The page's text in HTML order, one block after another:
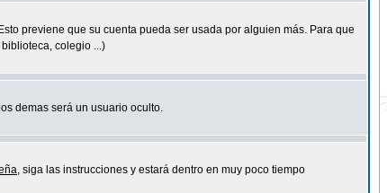
previene que su cuenta pueda ser usada por alguien más. Para que
colegio ...)
demas será un usuario oculto.
, siga las instrucciones y estará dentro en muy poco tiempo